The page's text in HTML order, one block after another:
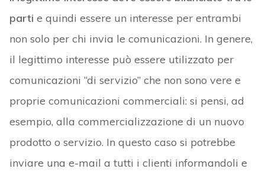
parti e quindi essere un interesse per entrambi
non solo per chi invia le comunicazioni. In genere,
il legittimo interesse può essere utilizzato per
comunicazioni “di servizio” che non sono vere e
proprie comunicazioni commerciali: si pensi, ad
esempio, alla commercializzazione di un nuovo
prodotto o servizio. In questo caso si potrebbe
inviare una e-mail a tutti i clienti informandoli e